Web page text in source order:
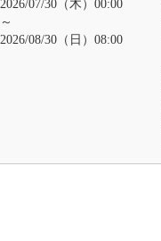
2026/07/30（木）00:00
～
2026/08/30（日）08:00